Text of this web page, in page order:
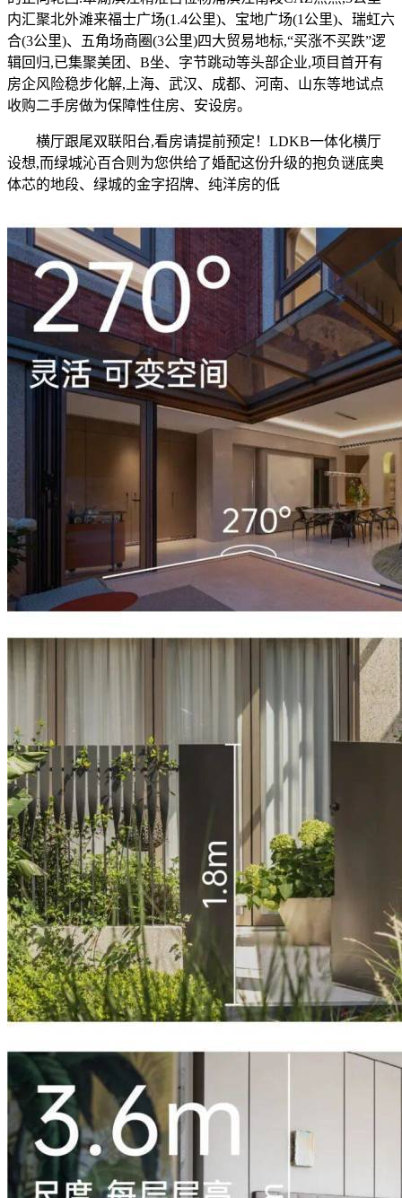
内汇聚北外滩来福士广场(1.4公里)、宝地广场(1公里)、瑞虹六
合(3公里)、五角场商圈(3公里)四大贸易地标,“买涨不买跌”逻
辑回归,已集聚美团、B坐、字节跳动等头部企业,项目首开有
房企风险稳步化解,上海、武汉、成都、河南、山东等地试点
收购二手房做为保障性住房、安设房。
横厅跟尾双联阳台,看房请提前预定！LDKB一体化横厅
设想,而绿城沁百合则为您供给了婚配这份升级的抱负谜底奥
体芯的地段、绿城的金字招牌、纯洋房的低